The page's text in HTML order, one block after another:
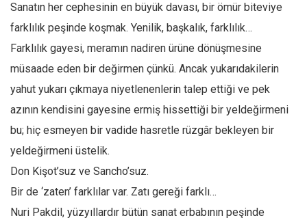
Eksik sayıların temini
Sosyal Medya
Twitter
Facebook
Instagram
YouTube
Editörden
Sanatın her cephesinin en büyük davası, bir ömür biteviye
farklılık peşinde koşmak. Yenilik, başkalık, farklılık…
Farklılık gayesi, meramın nadiren ürüne dönüşmesine
müsaade eden bir değirmen çünkü. Ancak yukarıdakilerin
yahut yukarı çıkmaya niyetlenenlerin talep ettiği ve pek
azının kendisini gayesine ermiş hissettiği bir yeldeğirmeni
bu; hiç esmeyen bir vadide hasretle rüzgâr bekleyen bir
yeldeğirmeni üstelik.
Don Kişot’suz ve Sancho’suz.
Bir de ‘zaten’ farklılar var. Zatı gereği farklı…
Nuri Pakdil, yüzyıllardır bütün sanat erbabının peşinde